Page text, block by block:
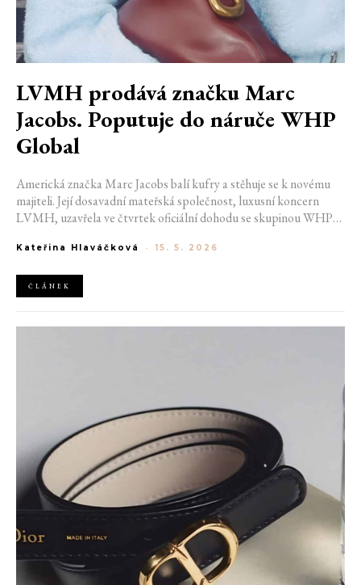
LVMH prodává značku Marc
Jacobs. Poputuje do náruče WHP
Global
Americká značka Marc Jacobs balí kufry a stěhuje se k novému
majiteli. Její dosavadní mateřská společnost, luxusní koncern
LVMH, uzavřela ve čtvrtek oficiální dohodu se skupinou WHP
prohloubila trvající válka v Iránu. Kreativní směr módního domu
Kateřina Hlaváčková - 15. 5. 2026
ČLÁNEK